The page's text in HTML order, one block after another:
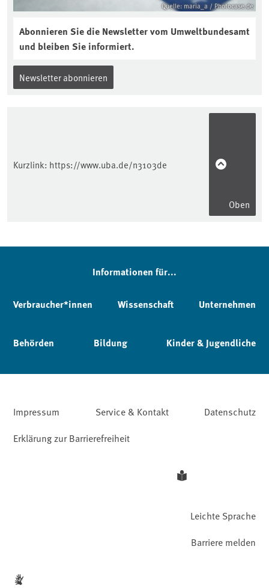
Quelle: maria_a / Photocase.de
Abonnieren Sie die Newsletter vom Umweltbundesamt
und bleiben Sie informiert.
Newsletter abonnieren
Kurzlink: https://www.uba.de/n3103de
Oben
Informationen für...
Verbraucher*innen Wissenschaft Unternehmen
Behörden Bildung Kinder & Jugendliche
Impressum Service & Kontakt
Datenschutz
Erklärung zur Barrierefreiheit
Leichte Sprache
Barriere melden